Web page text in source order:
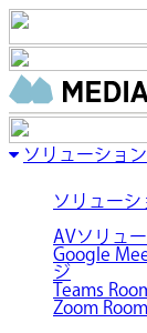
ソリューション
ソリューシ
AVソリュ
Google
ジ
Teams
Zoom